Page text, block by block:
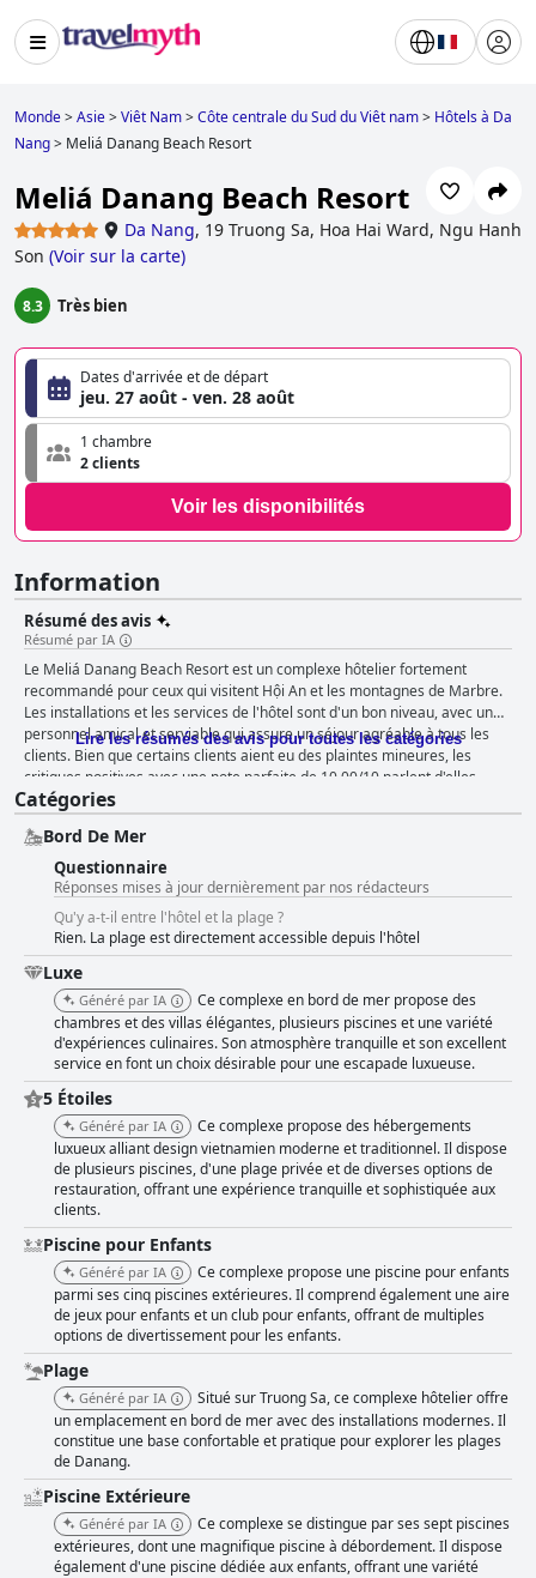
Monde>Asie>Viêt Nam>Côte centrale du Sud du Viêt nam> Hôtels à Da
Nang> Meliá Danang Beach Resort
Meliá Danang Beach Resort
Da Nang, 19 Truong Sa, Hoa Hai Ward, Ngu Hanh
Son (Voir sur la carte)
8.3 Très bien
Dates d'arrivée et de départ
jeu. 27 août - ven. 28 août
1 chambre
2 clients
Voir les disponibilités
Information
Résumé des avis
Résumé par IA
Le Meliá Danang Beach Resort est un complexe hôtelier fortement
recommandé pour ceux qui visitent Hội An et les montagnes de Marbre.
Les installations et les services de l'hôtel sont d'un bon niveau, avec un
personnel amical et serviable qui assure un séjour agréable à tous les
clients. Bien que certains clients aient eu des plaintes mineures, les
critiques positives avec une note parfaite de 10,00/10 parlent d'elles-
mêmes, beaucoup louant le complexe comme étant superbe et
recommandé à tous. Dans l'ensemble, le Meliá Danang Beach Resort est
un complexe exceptionnel dans un cadre à couper le souffle, ce qui en
fait le choix idéal pour les voyageurs à la recherche d'une expérience de
villégiature de premier ordre à Da Nang.
Lire les résumés des avis pour toutes les catégories
Catégories
Bord De Mer
Questionnaire
Réponses mises à jour dernièrement par nos rédacteurs
Qu'y a-t-il entre l'hôtel et la plage ?
Rien. La plage est directement accessible depuis l'hôtel
Luxe
Généré par IA
Ce complexe en bord de mer propose des
chambres et des villas élégantes, plusieurs piscines et une variété
d'expériences culinaires. Son atmosphère tranquille et son excellent
service en font un choix désirable pour une escapade luxueuse.
5 Étoiles
Généré par IA
Ce complexe propose des hébergements
luxueux alliant design vietnamien moderne et traditionnel. Il dispose
de plusieurs piscines, d'une plage privée et de diverses options de
restauration, offrant une expérience tranquille et sophistiquée aux
clients.
Piscine pour Enfants
Généré par IA
Ce complexe propose une piscine pour enfants
parmi ses cinq piscines extérieures. Il comprend également une aire
de jeux pour enfants et un club pour enfants, offrant de multiples
options de divertissement pour les enfants.
Plage
Généré par IA
Situé sur Truong Sa, ce complexe hôtelier offre
un emplacement en bord de mer avec des installations modernes. Il
constitue une base confortable et pratique pour explorer les plages
de Danang.
Piscine Extérieure
Généré par IA
Ce complexe se distingue par ses sept piscines
extérieures, dont une magnifique piscine à débordement. Il dispose
également d'une piscine dédiée aux enfants, offrant une variété